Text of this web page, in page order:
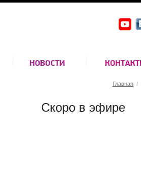
Главная /
Скоро в эфире